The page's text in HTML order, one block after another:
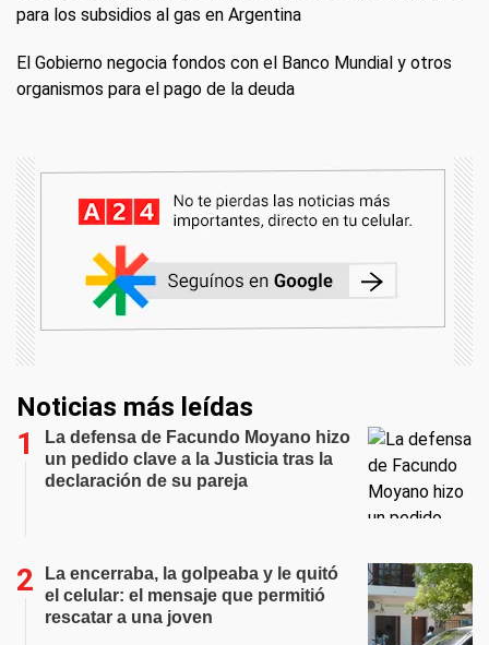
para los subsidios al gas en Argentina
El Gobierno negocia fondos con el Banco Mundial y otros
organismos para el pago de la deuda
Noticias más leídas
La defensa de Facundo Moyano hizo
un pedido clave a la Justicia tras la
declaración de su pareja
La encerraba, la golpeaba y le quitó
el celular: el mensaje que permitió
rescatar a una joven